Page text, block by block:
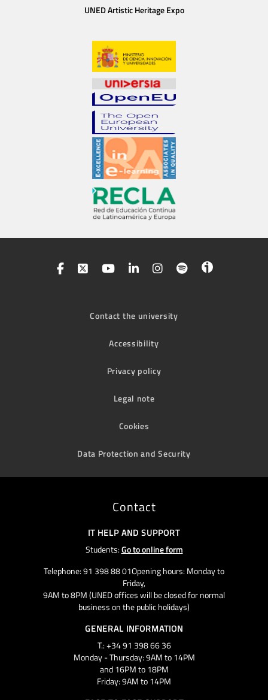
UNED Artistic Heritage Expo
Contact the university
Accessibility
Privacy policy
Legal note
Cookies
Data Protection and Security
Contact
IT HELP AND SUPPORT
Students:Go to online form
Telephone: 91 398 88 01Opening hours: Monday to
Friday,
9AM to 8PM (UNED offices will be closed for normal
business on the public holidays)
GENERAL INFORMATION
T.: +34 91 398 66 36
Monday - Thursday: 9AM to 14PM
and 16PM to 18PM
Friday: 9AM to 14PM